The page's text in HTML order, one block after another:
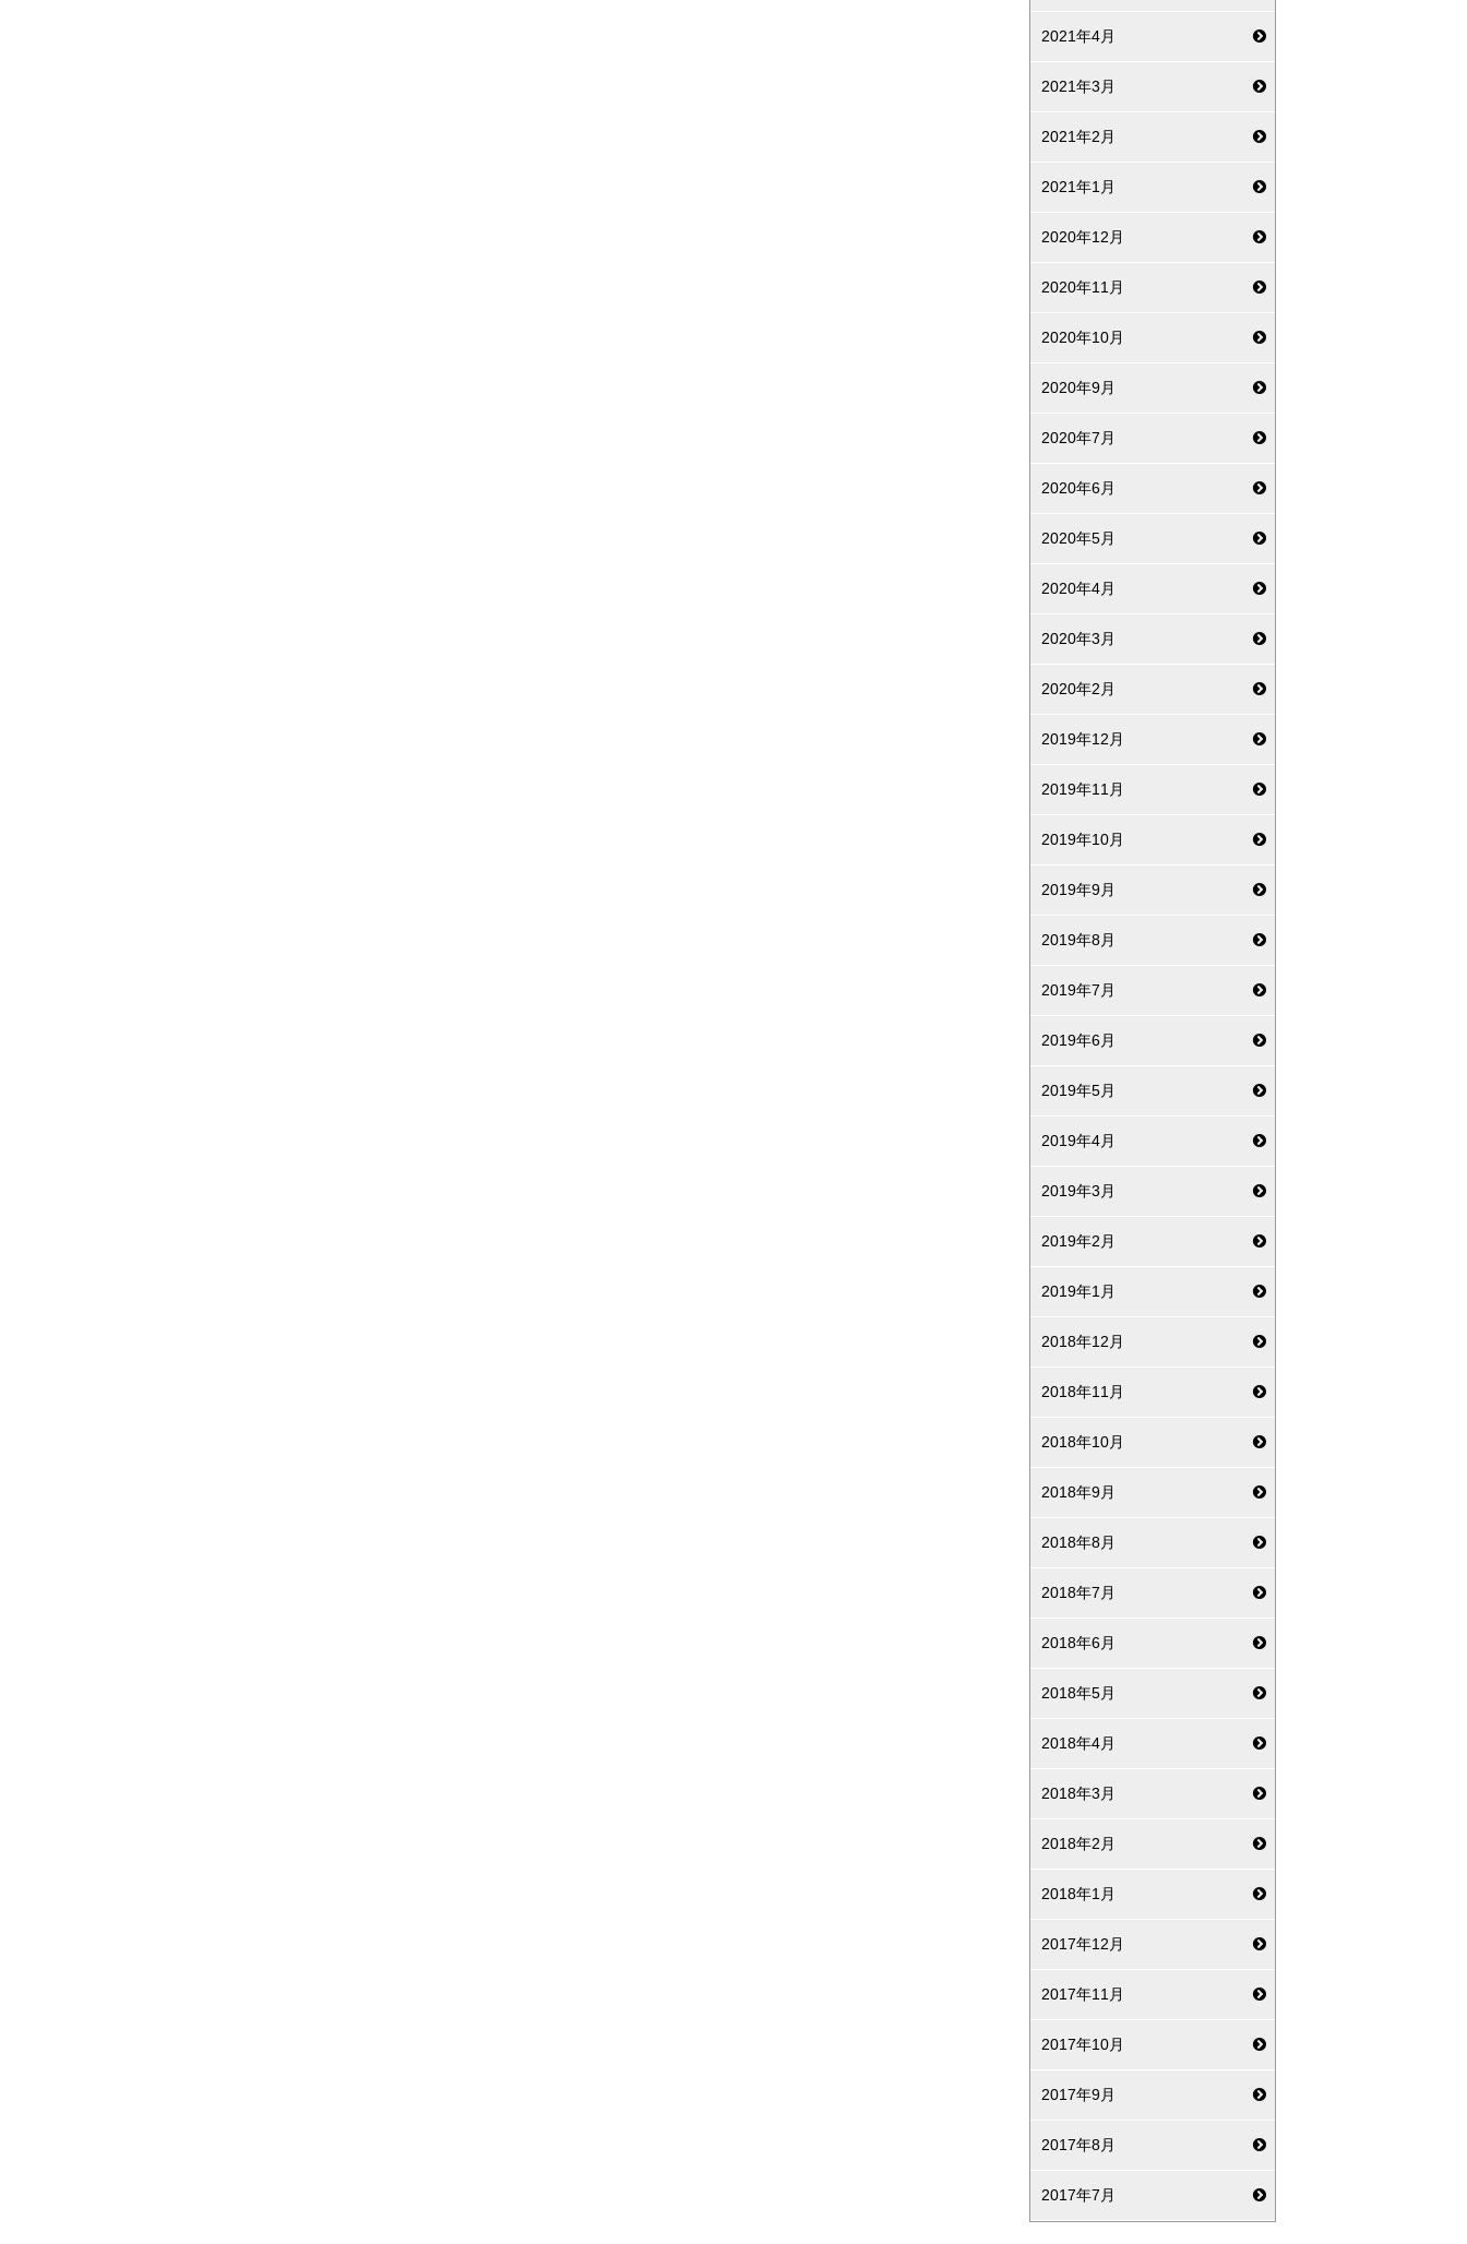
2021年4月
2021年3月
2021年2月
2021年1月
2020年12月
2020年11月
2020年10月
2020年9月
2020年7月
2020年6月
2020年5月
2020年4月
2020年3月
2020年2月
2019年12月
2019年11月
2019年10月
2019年9月
2019年8月
2019年7月
2019年6月
2019年5月
2019年4月
2019年3月
2019年2月
2019年1月
2018年12月
2018年11月
2018年10月
2018年9月
2018年8月
2018年7月
2018年6月
2018年5月
2018年4月
2018年3月
2018年2月
2018年1月
2017年12月
2017年11月
2017年10月
2017年9月
2017年8月
2017年7月